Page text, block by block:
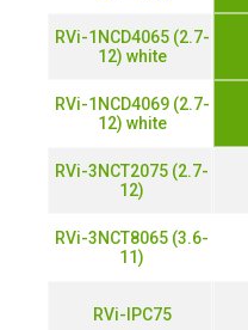
RVi-1NCD4065 (2.7-
12) white
RVi-1NCD4069 (2.7-
12) white
RVi-3NCT2075 (2.7-
12)
RVi-3NCT8065 (3.6-
11)
RVi-IPC75